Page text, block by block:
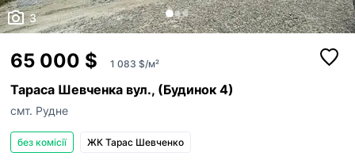
3
65 000 $ 1 083 $/м²
Тараса Шевченка вул., (Будинок 4)
смт. Рудне
без комісії ЖК Тарас Шевченко